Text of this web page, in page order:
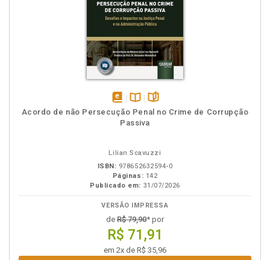
disponível
em
Disponível
na
páginas
Acordo de não Persecução Penal no Crime de Corrupção
Passiva
Lilian Scavuzzi
ISBN: 978652632594-0
Páginas: 142
Publicado em: 31/07/2026
VERSÃO IMPRESSA
de R$ 79,90* por
R$ 71,91
em 2x de R$ 35,96